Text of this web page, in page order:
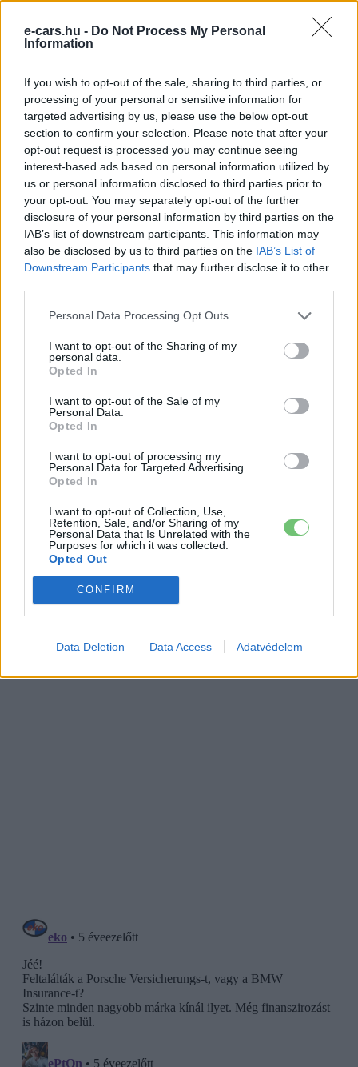
e-cars.hu - Do Not Process My Personal
Information
If you wish to opt-out of the sale, sharing to third parties, or
processing of your personal or sensitive information for
targeted advertising by us, please use the below opt-out
section to confirm your selection. Please note that after your
opt-out request is processed you may continue seeing
interest-based ads based on personal information utilized by
us or personal information disclosed to third parties prior to
your opt-out. You may separately opt-out of the further
disclosure of your personal information by third parties on the
IAB’s list of downstream participants. This information may
also be disclosed by us to third parties on the IAB’s List of
Downstream Participants that may further disclose it to other
Personal Data Processing Opt Outs
I want to opt-out of the Sharing of my
personal data.
Opted In
I want to opt-out of the Sale of my
Personal Data.
Opted In
I want to opt-out of processing my
Personal Data for Targeted Advertising.
Opted In
I want to opt-out of Collection, Use,
Retention, Sale, and/or Sharing of my
Personal Data that Is Unrelated with the
Purposes for which it was collected.
Opted Out
CONFIRM
Data Deletion Data Access Adatvédelem
Főállásban Informatikus kocka, de lelkében elkötelezett gamer,
kütyü és immár e-autó rajongó!
KAPCSOLÓDÓ CIKKEK TÖBB A SZERZŐTŐL
autó
Csúcsidőn kívül 80 Ft/kWh,
csúcsidőben 200 Ft/kWh: így alakul át a
Tesla töltési árazása Magyarországon
de valami elromlott közben
Elektromos
a Teslát